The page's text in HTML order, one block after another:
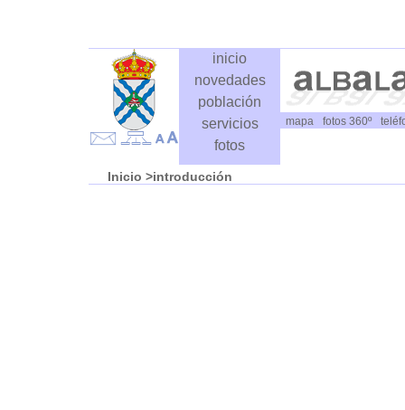
inicio
novedades
población
servicios
fotos
mapa fotos 360º
Inicio >introducción